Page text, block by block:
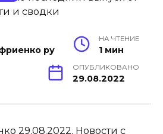
ру
НА ЧТЕНИЕ
1 мин
ОПУБЛИКОВАНО
29.08.2022
29.08.2022. Новости с